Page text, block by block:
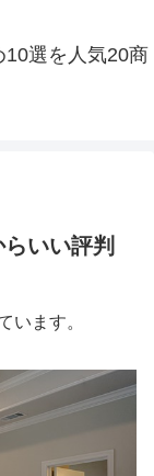
10選を人気20商
いい評判
います。